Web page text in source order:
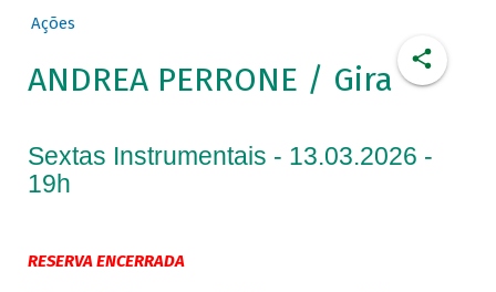
Ações
ANDREA PERRONE / Gira
Sextas Instrumentais - 13.03.2026 -
19h
RESERVA ENCERRADA